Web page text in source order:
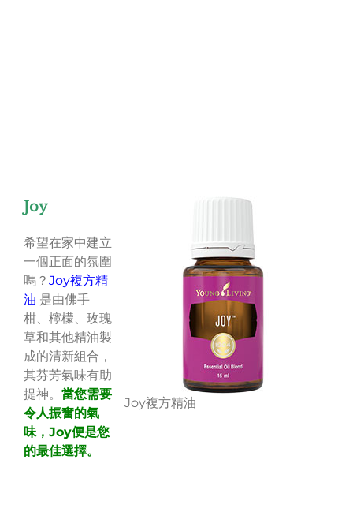
Joy複方精油
Joy
希望在家中建立
一個正面的氛圍
嗎？ Joy複方精
油 是由佛手
柑、檸檬、玫瑰
草和其他精油製
成的清新組合，
其芬芳氣味有助
提神。 當您需要
令人振奮的氣
味，Joy便是您
的最佳選擇。